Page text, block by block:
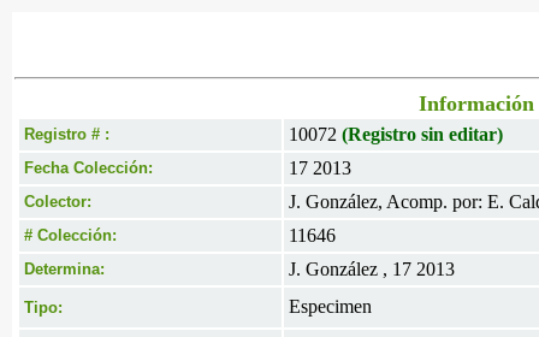
Información
Registro # : 10072 (Registro sin editar)
Fecha Colección: 17 2013
Colector: J. González, Acomp. por: E.
# Colección: 11646
Determina: J. González , 17 2013
Tipo: Especimen